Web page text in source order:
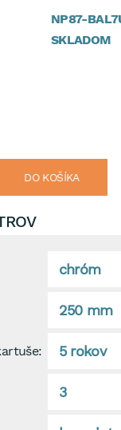
NP87-
SKLADOM
DO KOŠÍKA
chróm
250 mm
5 rokov
3